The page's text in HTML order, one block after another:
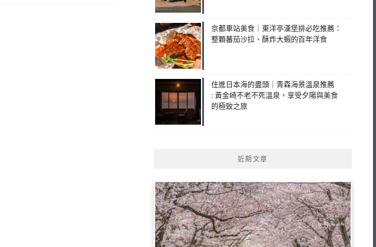
京都車站美食｜東洋亭漢堡排必吃推薦：
整顆蕃茄沙拉、酥炸大蝦的百年洋食
住進日本海的盡頭｜青森海景溫泉推薦
: 黃金崎不老不死溫泉，享受夕陽與美食
的極致之旅
近期文章